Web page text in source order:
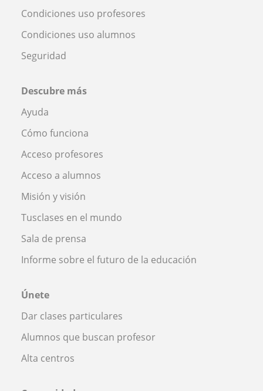
Condiciones uso profesores
Condiciones uso alumnos
Seguridad
Descubre más
Ayuda
Cómo funciona
Acceso profesores
Acceso a alumnos
Misión y visión
Tusclases en el mundo
Sala de prensa
Informe sobre el futuro de la educación
Únete
Dar clases particulares
Alumnos que buscan profesor
Alta centros